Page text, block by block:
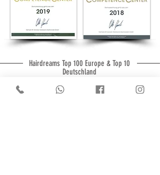
Hairdreams Top 100 Europe & Top 10
Deutschland